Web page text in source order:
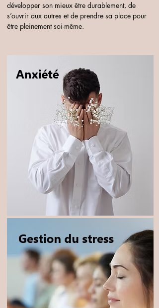
développer son mieux être durablement, de
s’ouvrir aux autres et de prendre sa place pour
être pleinement soi-même.